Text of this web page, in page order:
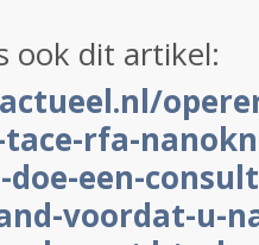
ook dit artikel:
rfa-
een-
voordat-u-